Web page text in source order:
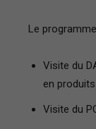
Le
Visite du
en
Visite du